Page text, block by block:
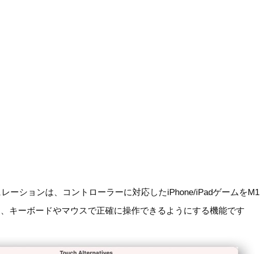
ーションは、コントローラーに対応したiPhone/iPadゲームをM1
キーボードやマウスで正確に操作できるようにする機能です